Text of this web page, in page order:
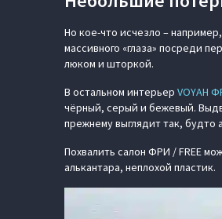
Но кое-что исчезло –
массивного «глаза» посреди
люком и шторкой.
В остальном интерьер VOYAH
чёрный, серый и бежевый.
прежнему выглядит так,
Похвалить салон ФРИ / FREE
алькантара, неплохой пластик.